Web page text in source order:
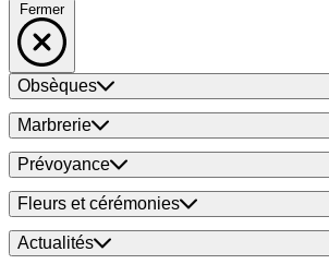
Fermer
Obsèques
Marbrerie
Prévoyance
Fleurs et cérémonies
Actualités